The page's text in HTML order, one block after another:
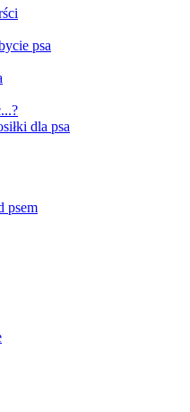
psa
dla psa
psem